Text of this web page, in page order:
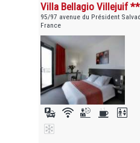
Villa Bellagio Villejuif
95/97 avenue du Président
France